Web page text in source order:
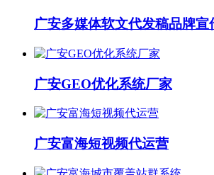
广安多媒体软文代发稿品牌宣
广安GEO优化系统厂家
广安富海短视频代运营